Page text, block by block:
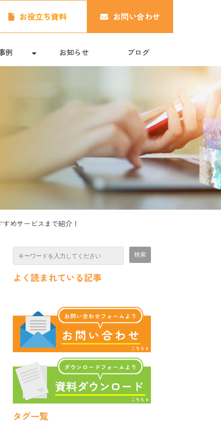
お役立ち資料 お問い合わせ
例 お知らせ ブログ
めサービスまで紹介！
よく読まれている記事
タグ一覧